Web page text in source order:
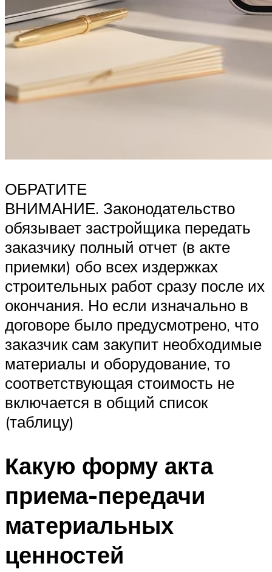
ОБРАТИТЕ
ВНИМАНИЕ. Законодательство
обязывает застройщика передать
заказчику полный отчет (в акте
приемки) обо всех издержках
строительных работ сразу после их
окончания. Но если изначально в
договоре было предусмотрено, что
заказчик сам закупит необходимые
материалы и оборудование, то
соответствующая стоимость не
включается в общий список
(таблицу)
Какую форму акта
приема-передачи
материальных
ценностей